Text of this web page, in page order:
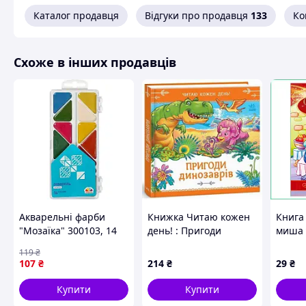
століття.
Схожі товари за характеристиками
Каталог продавця Відгуки про продавця 133
Схоже в інших продавців
Акварельні фарби
"Мозаїка" 300103, 14
107 ₴
119₴
Купити
Книжка Читаю кожен
день! : Пригоди
214 ₴
Купити
Книга
миша
29 ₴